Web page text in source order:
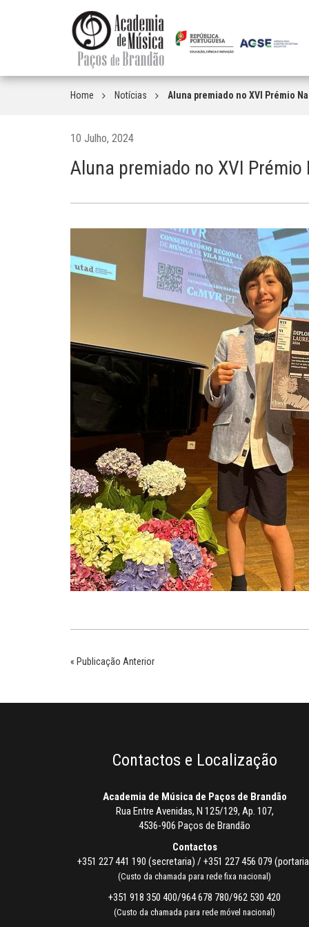
Home Notícias Aluna premiado no XVI Prémio
10 Julho, 2024
Aluna premiado no XVI
« Publicação Anterior
Contactos e Localização
Academia de Música de Paços de Brandão
Rua Entre Avenidas, N 125/129, Ap. 107,
4536-906 Paços de Brandão
Contactos
+351 227 441 190 (secretaria) / +351 227 456 079
(Custo da chamada para rede fixa nacional)
+351 918 350 400/964 678 780/962 530 420
(Custo da chamada para rede móvel nacional)